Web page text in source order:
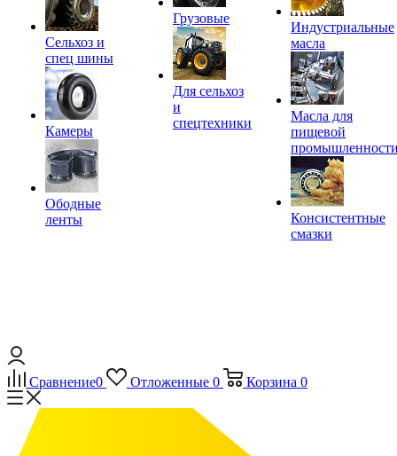
Сельхоз и
спец шины
Камеры
Ободные
ленты
Грузовые
Для сельхоз
и
спецтехники
Индустриальные
масла
Масла для
пищевой
Консистентные
смазки
Сравнение0 Отложенные 0 Корзина 0